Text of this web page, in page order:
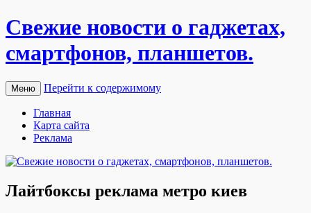
Свежие новости о гаджетах,
смартфонов, планшетов.
Меню Перейти к содержимому
Главная
Карта сайта
Реклама
Лайтбоксы реклама метро киев